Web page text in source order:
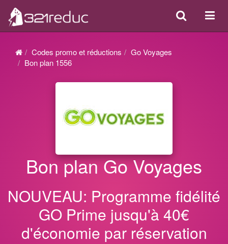
ou
Search
Codes promo et réductions
Go Voyages
Bon plan 1556
Bon plan Go Voyages
NOUVEAU: Programme fidélité
GO Prime jusqu'à 40€
d'économie par réservation